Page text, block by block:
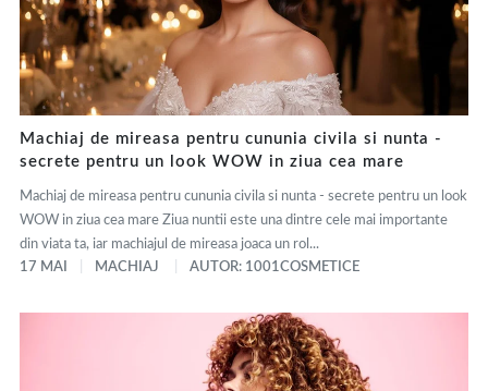
Machiaj de mireasa pentru cununia civila si nunta -
secrete pentru un look WOW in ziua cea mare
Machiaj de mireasa pentru cununia civila si nunta - secrete pentru un look
WOW in ziua cea mare Ziua nuntii este una dintre cele mai importante
din viata ta, iar machiajul de mireasa joaca un rol...
17 MAI
MACHIAJ AUTOR: 1001COSMETICE